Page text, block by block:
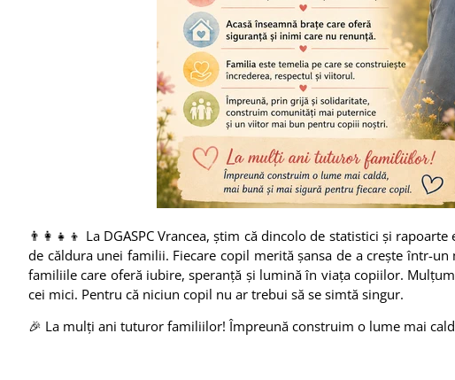
👨‍👩‍👧‍👦 La DGASPC Vrancea, știm că dincolo de statistici și
de căldura unei familii. Fiecare copil merită șansa de a crește într-
familiile care oferă iubire, speranță și lumină în viața copiilor.
cei mici. Pentru că niciun copil nu ar trebui să se simtă singur.
🎉 La mulți ani tuturor familiilor! Împreună construim o lume mai